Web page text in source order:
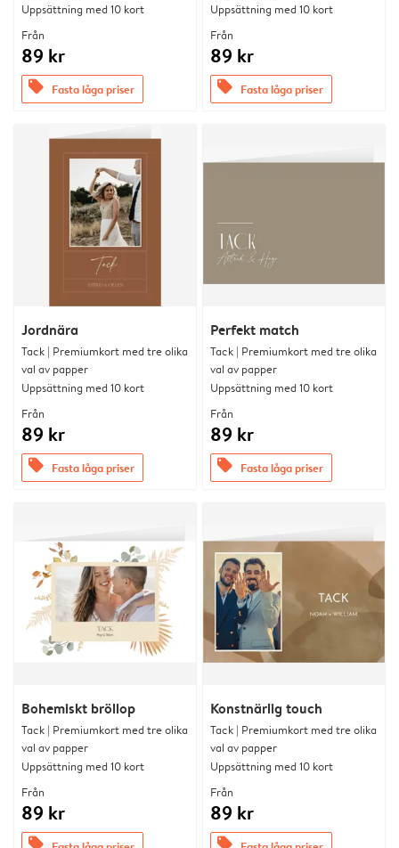
Uppsättning med 10 kort
Från
89 kr
offers Fasta låga priser
Uppsättning med 10 kort
Från
89 kr
offers Fasta låga priser
Jordnära
Tack | Premiumkort med tre olika
val av papper
Uppsättning med 10 kort
Från
89 kr
offers Fasta låga priser
Perfekt match
Tack | Premiumkort med tre olika
val av papper
Uppsättning med 10 kort
Från
89 kr
offers Fasta låga priser
Bohemiskt bröllop
Tack | Premiumkort med tre olika
val av papper
Uppsättning med 10 kort
Från
89 kr
offers
Konstnärlig touch
Tack | Premiumkort med tre olika
val av papper
Uppsättning med 10 kort
Från
89 kr
offers